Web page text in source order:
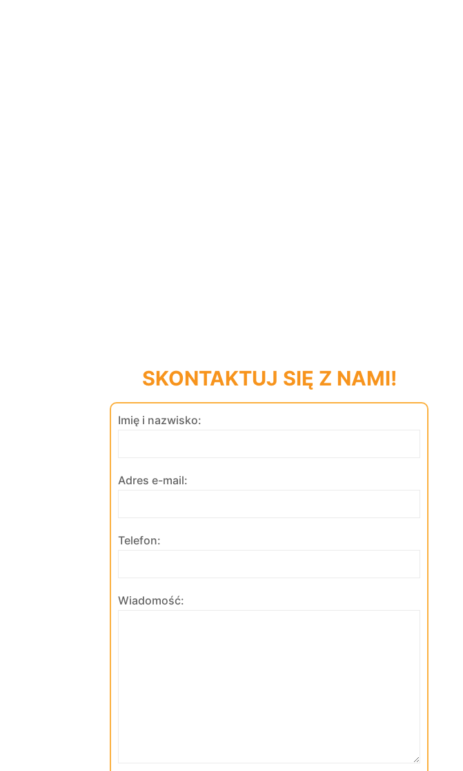
SKONTAKTUJ SIĘ Z NAMI!
Imię i nazwisko:
Adres e-mail:
Telefon:
Wiadomość: